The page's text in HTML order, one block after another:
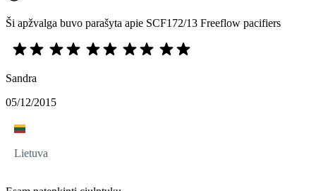
Ši apžvalga buvo parašyta apie SCF172/13 Freeflow pacifiers
Sandra
05/12/2015
Lietuva